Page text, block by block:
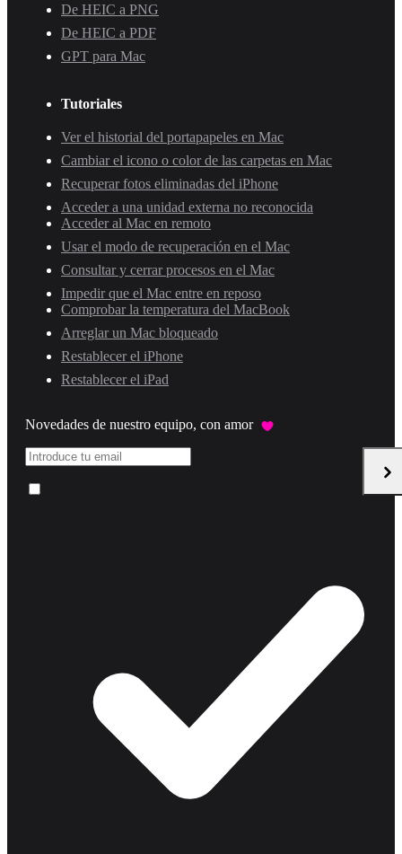
De HEIC a PNG
De HEIC a PDF
GPT para Mac
Tutoriales
Ver el historial del portapapeles en Mac
Cambiar el icono o color de las carpetas en Mac
Recuperar fotos eliminadas del iPhone
Acceder a una unidad externa no reconocida
Acceder al Mac en remoto
Usar el modo de recuperación en el Mac
Consultar y cerrar procesos en el Mac
Impedir que el Mac entre en reposo
Comprobar la temperatura del MacBook
Arreglar un Mac bloqueado
Restablecer el iPhone
Restablecer el iPad
Novedades de nuestro equipo, con amor